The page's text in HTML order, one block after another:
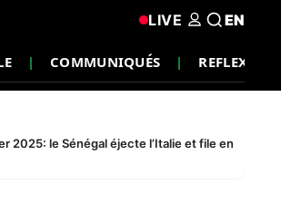
COMMUNIQUÉS REFLEXION
LIVE EN
2025: le Sénégal éjecte l’Italie et file en